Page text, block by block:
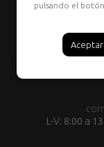
L-V: 8:00 a
pulsando el
Aceptar